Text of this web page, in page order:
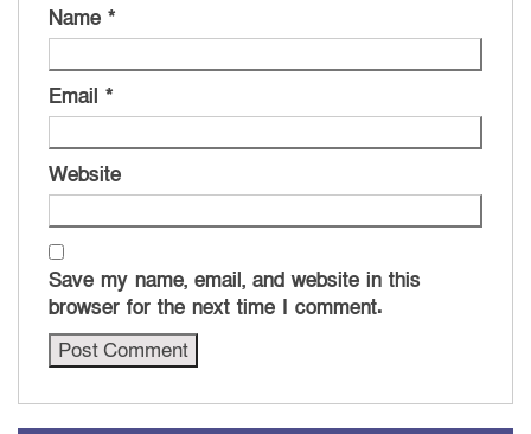
Name *
Email *
Website
Save my name, email, and website in this
browser for the next time I comment.